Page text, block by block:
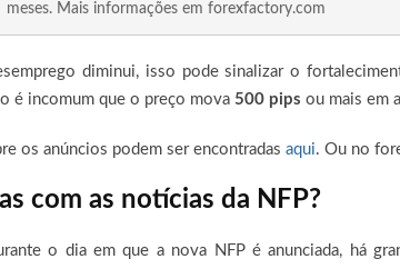
meses. Mais informações em forexfactory.com
diminui, isso pode sinalizar o
é incomum que o preço mova 500 pips ou mais em
os anúncios podem ser encontradas aqui. Ou no
com as notícias da NFP?
o dia em que a nova NFP é anunciada, há